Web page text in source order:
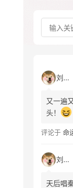
刘看山
又一遍
头！
评论于 命运
刘看山
天后唱